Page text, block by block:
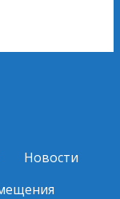
Новости